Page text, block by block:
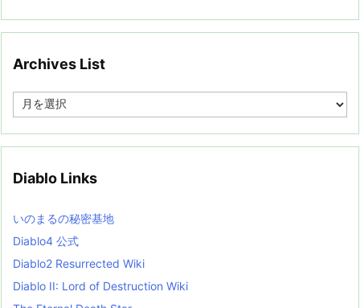
Archives List
e
i
s
t
Diablo Links
いのまるの秘密基地
Diablo4 公式
Diablo2 Resurrected Wiki
Diablo II: Lord of Destruction Wiki